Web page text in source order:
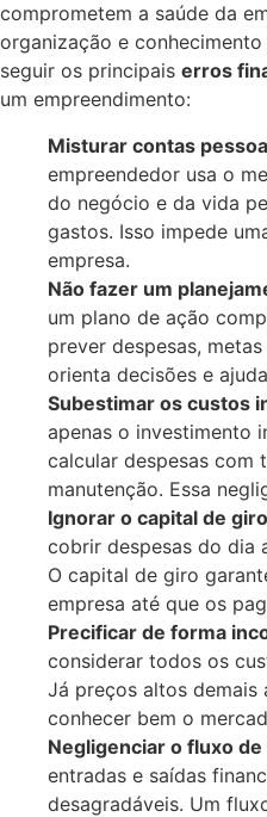
comprometem a saúde da
organização e
seguir os principais erros
um empreendimento:
Misturar contas
empreendedor usa o
do negócio e da vida
gastos. Isso impede
empresa.
Não fazer um
um plano de ação
prever despesas,
orienta decisões e
Subestimar os custos
apenas o investimento
calcular despesas com
manutenção. Essa
Ignorar o capital de
cobrir despesas do dia
O capital de giro
empresa até que os
Precificar de forma
considerar todos os
Já preços altos demais
conhecer bem o
Negligenciar o fluxo de
entradas e saídas
desagradáveis. Um